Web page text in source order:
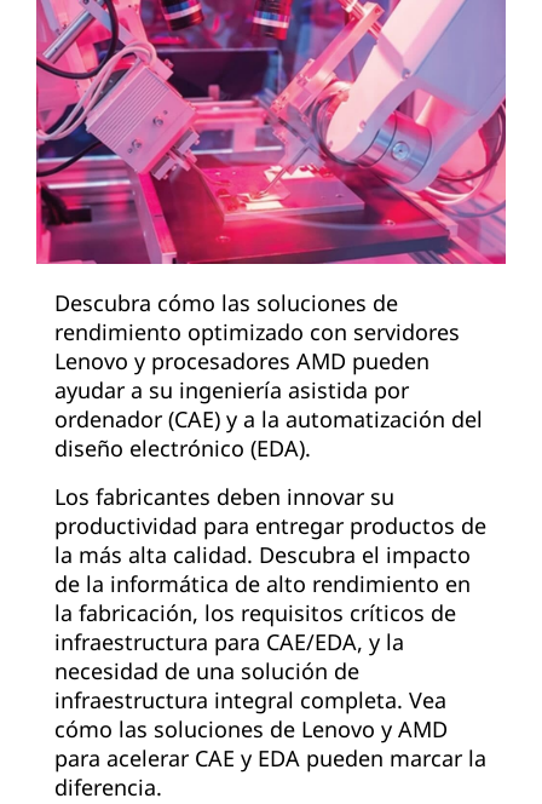
Descubra cómo las soluciones de
rendimiento optimizado con servidores
Lenovo y procesadores AMD pueden
ayudar a su ingeniería asistida por
ordenador (CAE) y a la automatización del
diseño electrónico (EDA).
Los fabricantes deben innovar su
productividad para entregar productos de
la más alta calidad. Descubra el impacto
de la informática de alto rendimiento en
la fabricación, los requisitos críticos de
infraestructura para CAE/EDA, y la
necesidad de una solución de
infraestructura integral completa. Vea
cómo las soluciones de Lenovo y AMD
para acelerar CAE y EDA pueden marcar la
diferencia.